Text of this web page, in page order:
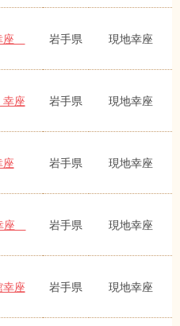
座 岩手県 現地幸座
幸座 岩手県 現地幸座
座 岩手県 現地幸座
座 岩手県 現地幸座
幸座 岩手県 現地幸座